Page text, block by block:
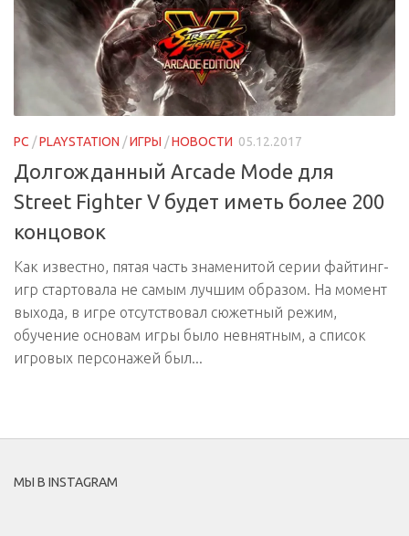
PC /PLAYSTATION /ИГРЫ /НОВОСТИ 05.12.2017
Долгожданный Arcade Mode для
Street Fighter V будет иметь более 200
концовок
Как известно, пятая часть знаменитой серии файтинг-
игр стартовала не самым лучшим образом. На момент
выхода, в игре отсутствовал сюжетный режим,
обучение основам игры было невнятным, а список
игровых персонажей был...
МЫ В INSTAGRAM